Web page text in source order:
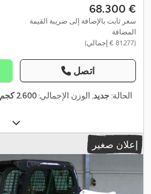
‏68.300 €
سعر ثابت بالإضافة إلى ضريبة القيمة
المضافة
(‏81.277 € إجمالي)
اتصل
الحالة:جديد, الوزن الإجمالي:2.600 كجم
إعلان صغير